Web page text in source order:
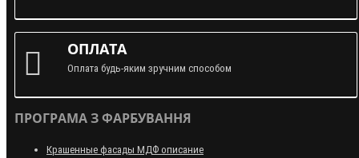
ОПЛАТА
Оплата будь-яким зручним способом
ПРОГРАМА З ФАРБУВАННЯ
Крашенные фасады МДФ описание